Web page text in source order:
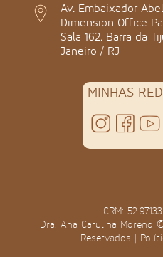
Av. Embaixador
Dimension Office
Sala 162. Barra da
Janeiro / RJ
MINHAS
CRM:
Dra. Ana Carulina Moreno
Reservados |